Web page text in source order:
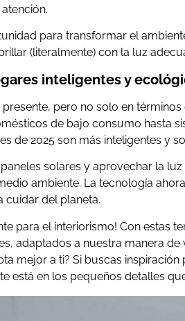
para transformar el
(literalmente) con la luz
inteligentes y
pero no solo en
de bajo consumo hasta
de 2025 son más inteligentes y
solares y aprovechar la
ambiente. La tecnología
cuidar del planeta.
para el interiorismo! Con estas
adaptados a nuestra manera de
mejor a ti? Si buscas
está en los pequeños detalles